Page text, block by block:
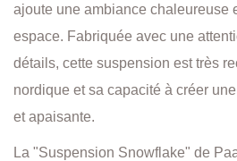
ajoute une ambiance chaleureuse
espace. Fabriquée avec une
détails, cette suspension est très
nordique et sa capacité à créer
et apaisante.
La "Suspension Snowflake" de